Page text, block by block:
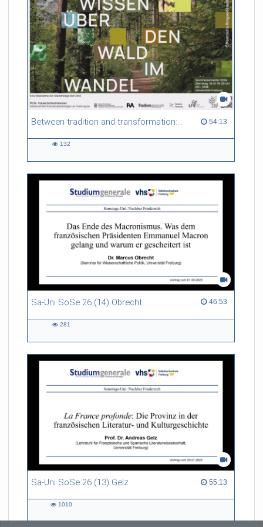
Nutzen und den Risiken nach, die mit den alten, vertrauten
Waldgeschichten einhergehen.
Referent/in:
Prof. Dr. Ulrich
Schraml (Direktor FVA Freiburg)
Between tradition and transformation: how owners, advisers and institutions co-create knowledge for resilient forests in Europe 54:13
54:13 duration
132
Sa-Uni SoSe 26 (14) Obrecht 46:53
46:53 duration
281
Sa-Uni SoSe 26 (13) Gelz 55:13
55:13 duration
1010